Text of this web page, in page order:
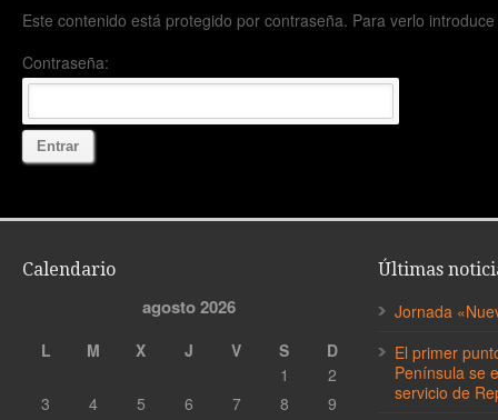
Este contenido está protegido por contraseña. Para verlo
Contraseña:
Calendario
agosto 2026
L M X J V S D
1
2
3
4 5 6 7 8
9
Últimas
Jornada
El primer
Península se
servicio de